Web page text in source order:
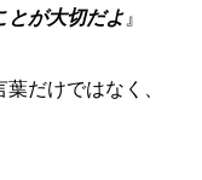
とが大切だよ 』
だけではなく、